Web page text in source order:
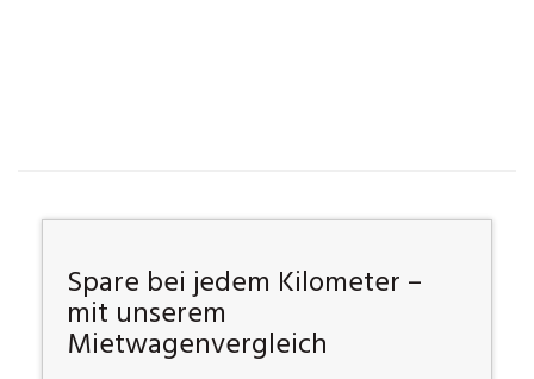
Spare bei jedem Kilometer –
mit unserem
Mietwagenvergleich